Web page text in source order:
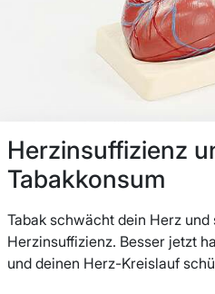
Herzinsuffizienz
Tabakkonsum
Tabak schwächt dein Herz
Herzinsuffizienz. Besser jetzt
und deinen Herz-Kreislauf